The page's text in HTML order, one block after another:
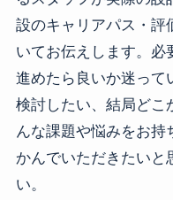
設のキャリアパス・評
いてお伝えします。必
進めたら良いか迷って
検討したい、結局どこ
んな課題や悩みをお持
かんでいただきたいと
い。